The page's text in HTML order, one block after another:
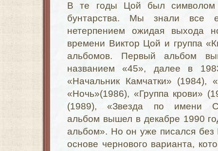
В те годы Цой был символом
бунтарства. Мы знали все
нетерпением ожидая выхода
времени Виктор Цой и группа
альбомов. Первый альбом
названием «45», далее в
«Начальник Камчатки» (1984),
«Ночь»(1986), «Группа крови»
(1989), «Звезда по имени
альбом вышел в декабре 1990
альбом». Но он уже писался
основе чернового варианта,